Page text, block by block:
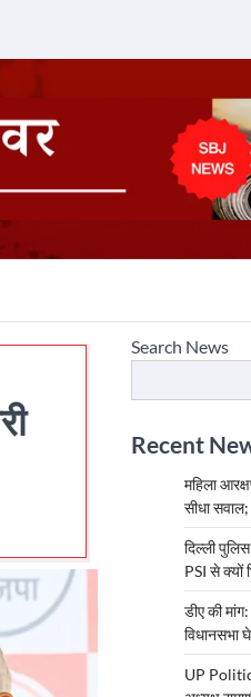
Search News
Recent
महिला
सीधा
दिल्ली
PSI से क्यों
डीए की
विधानसभा
UP